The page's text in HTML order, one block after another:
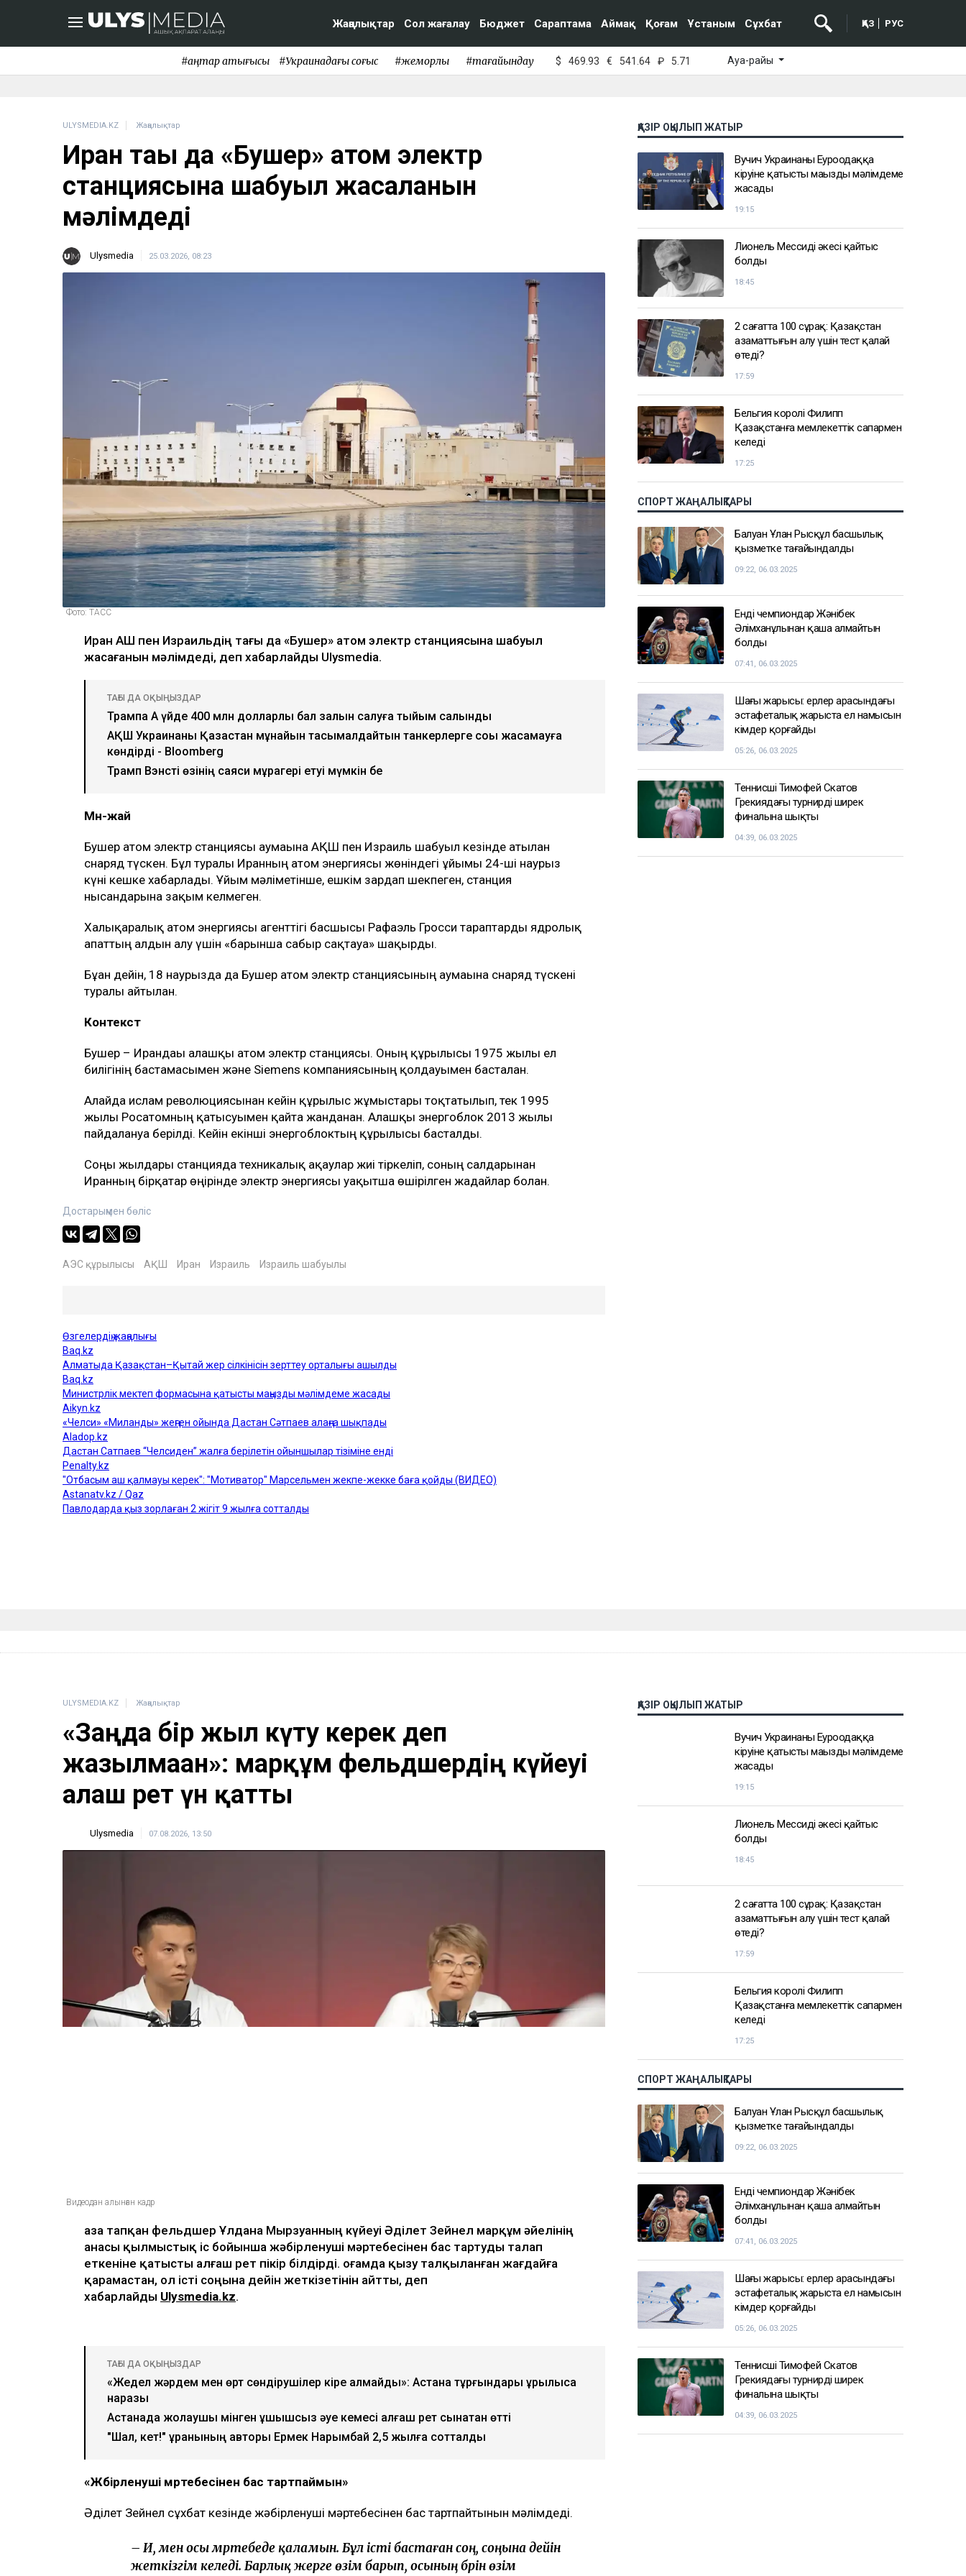
Жаңалықтар Сол жағалау Бюджет Сараптама Аймақ Қоғам Ұстаным Сұхбат ҚАЗ РУС
#қаңтар қақтығысы #Украинадағы соғыс #жемқорлық #тағайындау $ 469.93 € 541.64 ₽ 5.71 Ауа-райы
ULYSMEDIA.KZ Жаңалықтар
Иран тағы да «Бушер» атом электр
станциясына шабуыл жасалғанын
мәлімдеді
Ulysmedia 25.03.2026, 08:23
Фото: ТАСС
Иран АҚШ пен Израильдің тағы да «Бушер» атом электр станциясына шабуыл
жасағанын мәлімдеді, деп хабарлайды Ulysmedia.
ТАҒЫ ДА ОҚЫҢЫЗДАР
Трампқа Ақ үйде 400 млн долларлық бал залын салуға тыйым салынды
АҚШ Украинаны Қазақстан мұнайын тасымалдайтын танкерлерге соққы жасамауға
көндірді - Bloomberg
Трамп Вэнсті өзінің саяси мұрагері етуі мүмкін бе
Мән-жай
Бушер атом электр станциясы аумағына АҚШ пен Израиль шабуыл кезінде атылған
снаряд түскен. Бұл туралы Иранның атом энергиясы жөніндегі ұйымы 24-ші наурыз
күні кешке хабарлады. Ұйым мәліметінше, ешкім зардап шекпеген, станция
нысандарына зақым келмеген.
Халықаралық атом энергиясы агенттігі басшысы Рафаэль Гросси тараптарды ядролық
апаттың алдын алу үшін «барынша сабыр сақтауға» шақырды.
Бұған дейін, 18 наурызда да Бушер атом электр станциясының аумағына снаряд түскені
туралы айтылған.
Контекст
Бушер – Ирандағы алғашқы атом электр станциясы. Оның құрылысы 1975 жылы ел
билігінің бастамасымен және Siemens компаниясының қолдауымен басталған.
Алайда ислам революциясынан кейін құрылыс жұмыстары тоқтатылып, тек 1995
жылы Росатомның қатысуымен қайта жанданған. Алғашқы энергоблок 2013 жылы
пайдалануға берілді. Кейін екінші энергоблоктың құрылысы басталды.
Соңғы жылдары станцияда техникалық ақаулар жиі тіркеліп, соның салдарынан
Иранның бірқатар өңірінде электр энергиясы уақытша өшірілген жағдайлар болған.
Достарыңмен бөліс
АЭС құрылысы АҚШ Иран Израиль Израиль шабуылы
ҚАЗІР ОҚЫЛЫП ЖАТЫР
Вучич Украинаның Еуроодаққа
кіруіне қатысты маңызды мәлімдеме
жасады
19:15
Лионель Мессидің әкесі қайтыс
болды
18:45
2 сағатта 100 сұрақ: Қазақстан
азаматтығын алу үшін тест қалай
өтеді?
17:59
Бельгия королі Филипп
Қазақстанға мемлекеттік сапармен
келеді
17:25
СПОРТ ЖАҢАЛЫҚТАРЫ
Балуан Ұлан Рысқұл басшылық
қызметке тағайындалды
09:22, 06.03.2025
Енді чемпиондар Жәнібек
Әлімханұлынан қаша алмайтын
болды
07:41, 06.03.2025
Шаңғы жарысы: ерлер арасындағы
эстафеталық жарыста ел намысын
кімдер қорғайды
05:26, 06.03.2025
Теннисші Тимофей Скатов
Грекиядағы турнирдің ширек
финалына шықты
04:39, 06.03.2025
«Заңда бір жыл күту керек деп
жазылмаған»: марқұм фельдшердің күйеуі
алғаш рет үн қатты
Ulysmedia 07.08.2026, 13:50
Видеодан алынған кадр
Қаза тапқан фельдшер Ұлдана Мырзуанның күйеуі Әділет Зейнел марқұм әйелінің
анасы қылмыстық іс бойынша жәбірленуші мәртебесінен бас тартуды талап
еткеніне қатысты алғаш рет пікір білдірді. Қоғамда қызу талқыланған жағдайға
қарамастан, ол істі соңына дейін жеткізетінін айтты, деп
хабарлайдыUlysmedia.kz.
ТАҒЫ ДА ОҚЫҢЫЗДАР
«Жедел жәрдем мен өрт сөндірушілер кіре алмайды»: Астана тұрғындары құрылысқа
ҚАЗІР ОҚЫЛЫП ЖАТЫР
Вучич Украинаның Еуроодаққа
кіруіне қатысты маңызды мәлімдеме
жасады
19:15
Лионель Мессидің әкесі қайтыс
болды
18:45
2 сағатта 100 сұрақ: Қазақстан
өтеді?
Бельгия королі Филипп
Қазақстанға мемлекеттік сапармен
келеді
17:25
СПОРТ ЖАҢАЛЫҚТАРЫ
Балуан Ұлан Рысқұл басшылық
қызметке тағайындалды
09:22, 06.03.2025
Енді чемпиондар Жәнібек
Әлімханұлынан қаша алмайтын
болды